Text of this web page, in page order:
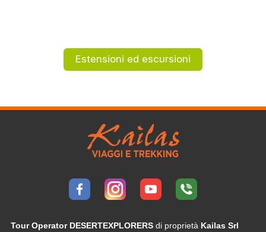
Estensioni ed escursioni
Tour Operator DESERTEXPLORERSdi proprietà Kailas Srl